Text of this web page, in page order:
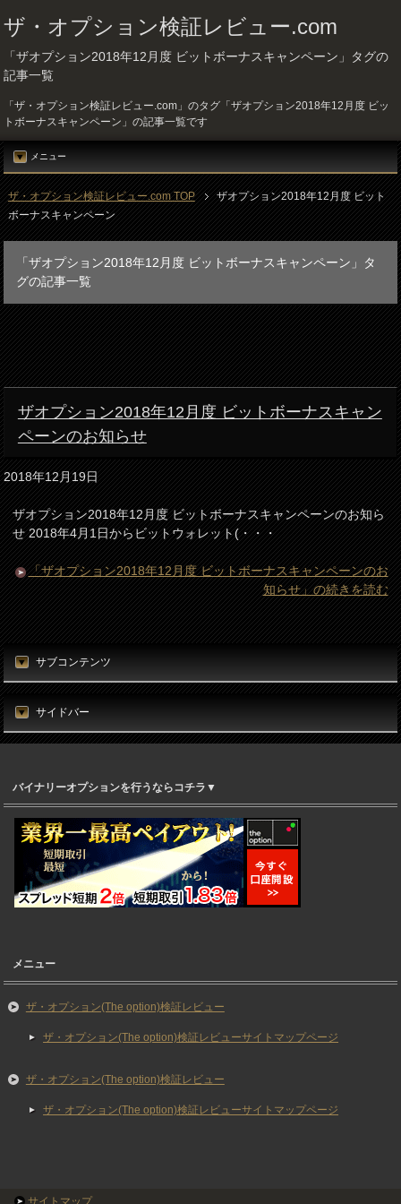
ザ・オプション検証レビュー.com
「ザオプション2018年12月度 ビットボーナスキャンペーン」タグの
記事一覧
「ザ・オプション検証レビュー.com」のタグ「ザオプション2018年12月度 ビッ
トボーナスキャンペーン」の記事一覧です
メニュー
ザ・オプション検証レビュー.com TOP
ザオプション2018年12月度 ビット
ボーナスキャンペーン
「ザオプション2018年12月度 ビットボーナスキャンペーン」タ
グの記事一覧
ザオプション2018年12月度 ビットボーナスキャン
ペーンのお知らせ
2018年12月19日
ザオプション2018年12月度 ビットボーナスキャンペーンのお知ら
せ 2018年4月1日からビットウォレット(・・・
「ザオプション2018年12月度 ビットボーナスキャンペーンのお
知らせ」の続きを読む
サブコンテンツ
サイドバー
バイナリーオプションを行うならコチラ▼
メニュー
ザ・オプション(The option)検証レビュー
ザ・オプション(The option)検証レビューサイトマップページ
ザ・オプション(The option)検証レビュー
ザ・オプション(The option)検証レビューサイトマップページ
サイトマップ